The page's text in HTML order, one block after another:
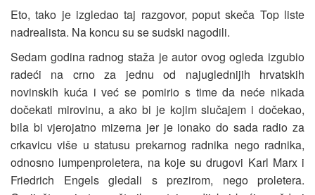
Eto, tako je izgledao taj razgovor, poput skeča Top liste
nadrealista. Na koncu su se sudski nagodili.
Sedam godina radnog staža je autor ovog ogleda izgubio
radeći na crno za jednu od najuglednijih hrvatskih
novinskih kuća i već se pomirio s time da neće nikada
dočekati mirovinu, a ako bi je kojim slučajem i dočekao,
bila bi vjerojatno mizerna jer je ionako do sada radio za
crkavicu više u statusu prekarnog radnika nego radnika,
odnosno lumpenproletera, na koje su drugovi Karl Marx i
Friedrich Engels gledali s prezirom, nego proletera.